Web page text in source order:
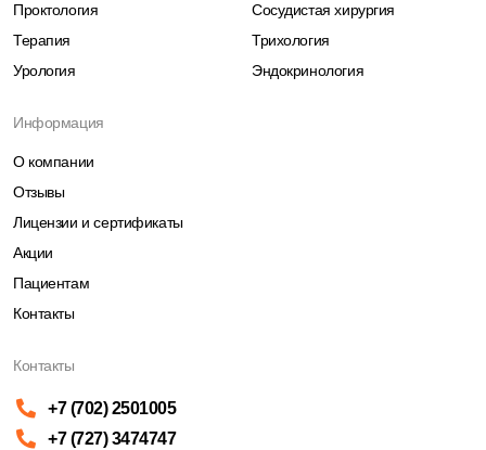
Проктология
Сосудистая хирургия
Терапия
Трихология
Урология
Эндокринология
Информация
О компании
Отзывы
Лицензии и сертификаты
Акции
Пациентам
Контакты
Контакты
+7 (702) 2501005
+7 (727) 3474747